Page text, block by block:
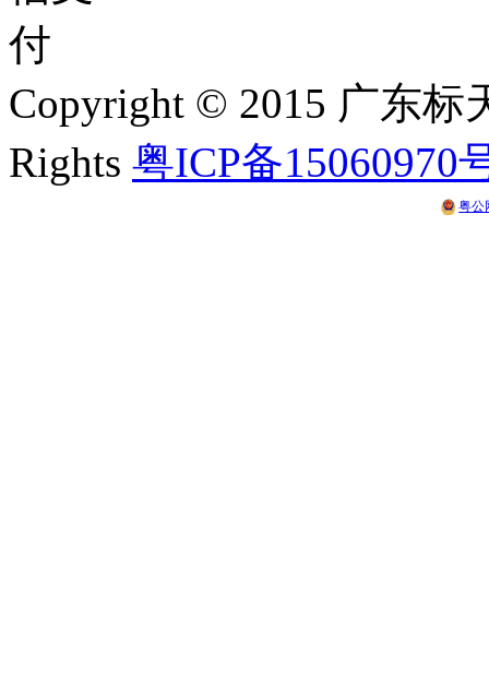
Copyright © 2015 广东
Rights 粤ICP备15060970
粤公